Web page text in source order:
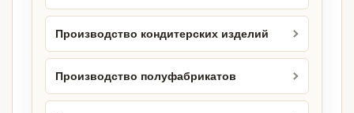
Производство кондитерских изделий
Производство полуфабрикатов